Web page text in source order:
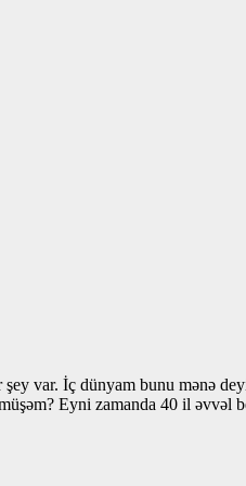
var. İç dünyam bunu mənə
Eyni zamanda 40 il